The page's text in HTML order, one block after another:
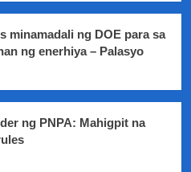
minamadali ng DOE para sa
ng enerhiya – Palasyo
ng PNPA: Mahigpit na